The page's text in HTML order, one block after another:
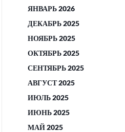
ЯНВАРЬ 2026
ДЕКАБРЬ 2025
НОЯБРЬ 2025
ОКТЯБРЬ 2025
СЕНТЯБРЬ 2025
АВГУСТ 2025
ИЮЛЬ 2025
ИЮНЬ 2025
МАЙ 2025